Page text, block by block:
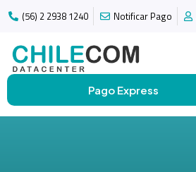
(56) 2 2938 1240 Notificar Pago
Pago Express